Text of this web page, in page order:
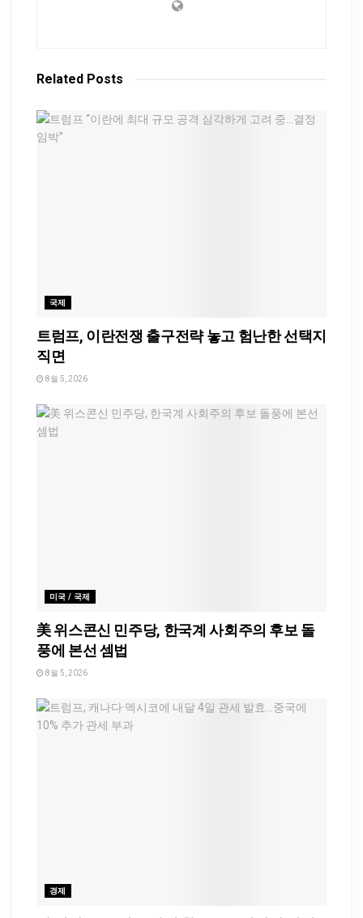
Related Posts
국제
트럼프, 이란전쟁 출구전략 놓고 험난한 선택지
직면
8월 5, 2026
미국 / 국제
美 위스콘신 민주당, 한국계 사회주의 후보 돌
풍에 본선 셈법
8월 5, 2026
경제